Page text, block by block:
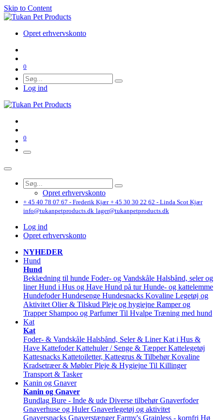
Skip to Content
Opret erhvervskonto
0
Log ind
0
Opret erhvervskonto
+ 45 40 78 07 67 - Frederik Kjær + 45 30 30 22 62 - Linda Scot Kjær
info@tukanpetproducts.dk lager@tukanpetproducts.dk
Log ind
Opret erhvervskonto
NYHEDER
Hund
Hund
Beklædning til hunde Foder- og Vandskåle Halsbånd, seler og
liner Hund i Hus og Have Hund på tur Hunde- og kattelemme
Hundefoder Hundesenge Hundesnacks Kovaline Legetøj og
Aktivitet Olier & Tilskud Pleje og hygiejne Ramper og
Trapper Shampoo og Parfumer Til Hvalpe Træning med hund
Kat
Kat
Foder- & Vandskåle Halsbånd, Seler & Liner Kat i Hus &
Have Kattefoder Kattehuler / Senge & Tæpper Kattelegetøj
Kattesnacks Kattetoiletter, Kattegrus & Tilbehør Kovaline
Kradsetræer & Møbler Pleje & Hygiejne Til Killinger
Transport & Tasker
Kanin og Gnaver
Kanin og Gnaver
Bundlag Bure - Inde & ude Diverse tilbehør Gnaverfoder
Gnaverhuse og Huler Gnaverlegetøj og aktivitet
Gnaversnacks Gnaverstænger Farmy's Grainless - kornfri Hø